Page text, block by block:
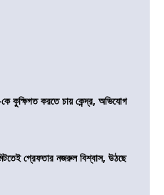
করতে চায় কেন্দ্র, অভিযোগ
মিটতেই গ্রেফতার নজরুল বিশ্বাস, উঠছে